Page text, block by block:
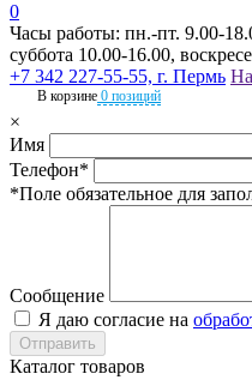
0
Часы работы: пн.-пт. 9.00-
суббота 10.00-16.00,
+7 342 227-55-55, г. Пермь
В корзине 0 позиций
×
Имя
Телефон*
*Поле обязательное для
Сообщение
Я даю согласие на
Каталог товаров